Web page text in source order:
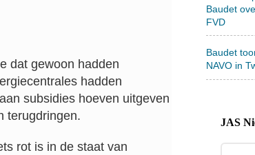
dat gewoon hadden
hadden
subsidies hoeven uitgeven
terugdringen.
rot is in de staat van
Baudet
FVD
Baudet
NAVO in
JAS